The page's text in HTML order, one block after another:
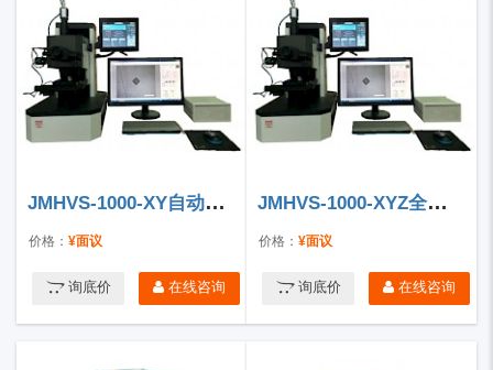
JMHVS-1000-XY自动精密显微硬度计
价格： ¥面议
询底价 在线咨询
JMHVS-1000-XYZ全自动精密显微硬度计
价格： ¥面议
询底价 在线咨询